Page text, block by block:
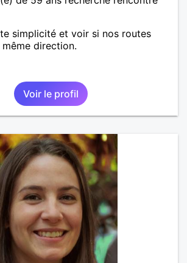
simplicité et voir si nos routes
direction.
Voir le profil